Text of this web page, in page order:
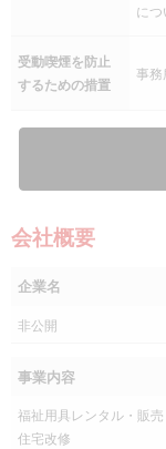
に
受動喫煙を防止
するための措置
事
会社概要
企業名
非公開
事業内容
福祉用具レンタル・販売
住宅改修